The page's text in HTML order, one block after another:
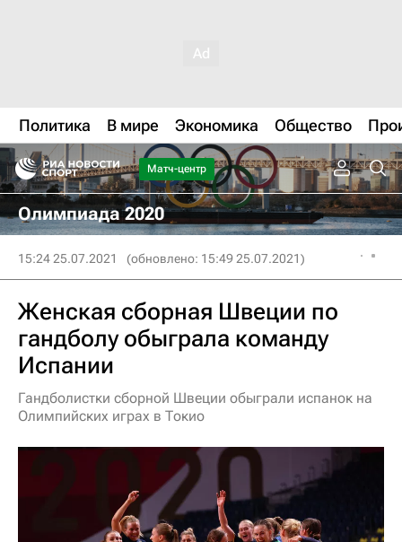
Политика В мире Экономика Общество
Матч-центр
Олимпиада 2020
15:24 25.07.2021 (обновлено: 15:49 25.07.2021)
Женская сборная Швеции по
гандболу обыграла команду
Испании
Гандболистки сборной Швеции обыграли испанок на
Олимпийских играх в Токио